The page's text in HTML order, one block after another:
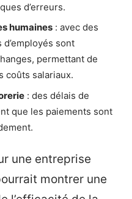
d’erreurs.
humaines : avec des
sont
permettant de
coûts salariaux.
: des délais de
que les paiements sont
une entreprise
montrer une